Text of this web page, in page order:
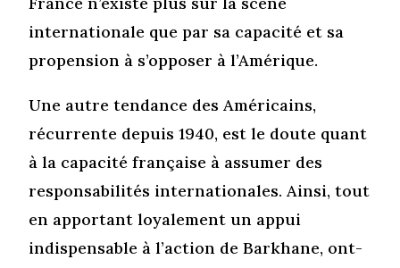
internationale que par sa capacité et sa
propension à s’opposer à l’Amérique.
Une autre tendance des Américains,
récurrente depuis 1940, est le doute quant
à la capacité française à assumer des
responsabilités internationales. Ainsi, tout
en apportant loyalement un appui
indispensable à l’action de Barkhane, ont-